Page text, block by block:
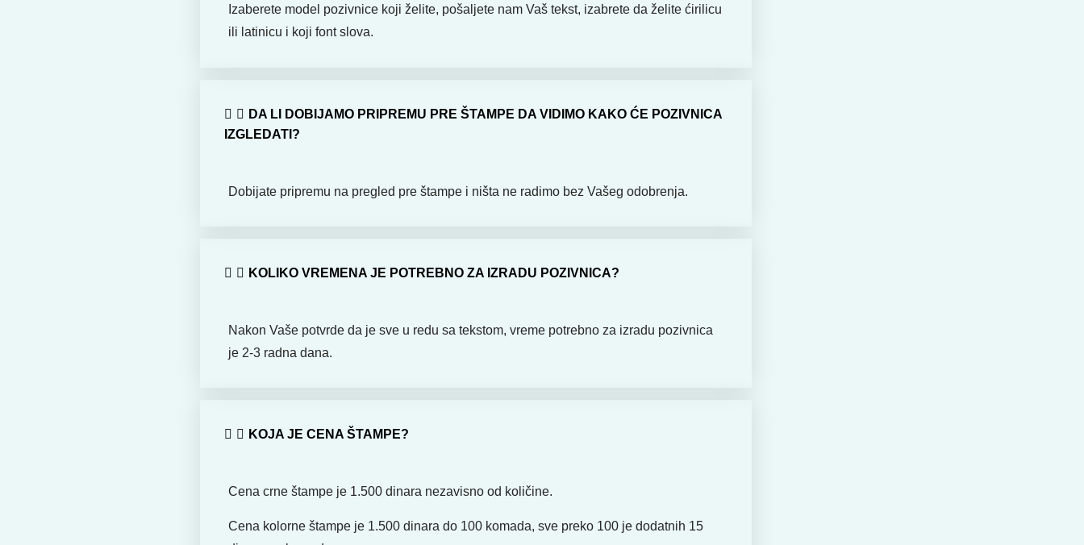
Izaberete model pozivnice koji želite, pošaljete nam Vaš tekst, izabrete da želite ćirilicu
ili latinicu i koji font slova.
DA LI DOBIJAMO PRIPREMU PRE ŠTAMPE DA VIDIMO KAKO ĆE POZIVNICA
IZGLEDATI?
Dobijate pripremu na pregled pre štampe i ništa ne radimo bez Vašeg odobrenja.
KOLIKO VREMENA JE POTREBNO ZA IZRADU POZIVNICA?
Nakon Vaše potvrde da je sve u redu sa tekstom, vreme potrebno za izradu pozivnica
je 2-3 radna dana.
KOJA JE CENA ŠTAMPE?
Cena crne štampe je 1.500 dinara nezavisno od količine.
Cena kolorne štampe je 1.500 dinara do 100 komada, sve preko 100 je dodatnih 15